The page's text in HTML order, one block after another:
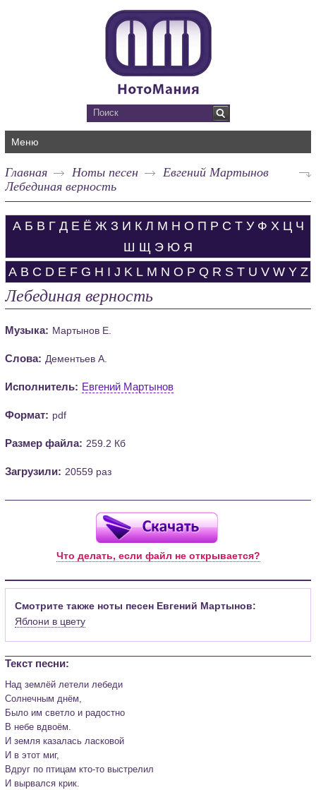
Меню
Главная Ноты песен
Евгений Мартынов
Лебединая верность
А Б В Г Д Е Ё Ж З И К Л М Н О П Р С Т У Ф Х Ц Ч
Ш Щ Э Ю Я
A B C D E F G H I J K L M N O P Q R S T U V W Y Z
Лебединая верность
Музыка: Мартынов Е.
Слова: Дементьев А.
Исполнитель: Евгений Мартынов
Формат: pdf
Размер файла: 259.2 Кб
Загрузили: 20559 раз
Что делать, если файл не открывается?
Смотрите также ноты песен Евгений Мартынов:
Яблони в цвету
Текст песни:
Над землёй летели лебеди
Солнечным днём,
Было им светло и радостно
В небе вдвоём.
И земля казалась ласковой
И в этот миг,
Вдруг по птицам кто-то выстрелил
И вырвался крик.